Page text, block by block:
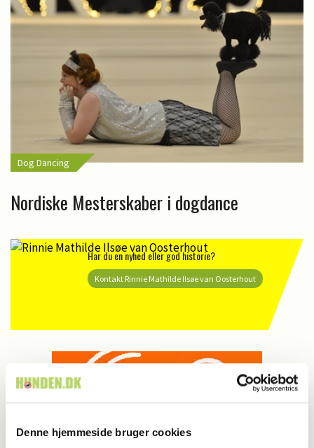
Denne hjemmeside bruger cookies
Dog Dancing
Nordiske Mesterskaber i dogdance
Har du en nyhed eller god historie?
Kontakt Rinnie Mathilde Ilsøe van Oosterhout